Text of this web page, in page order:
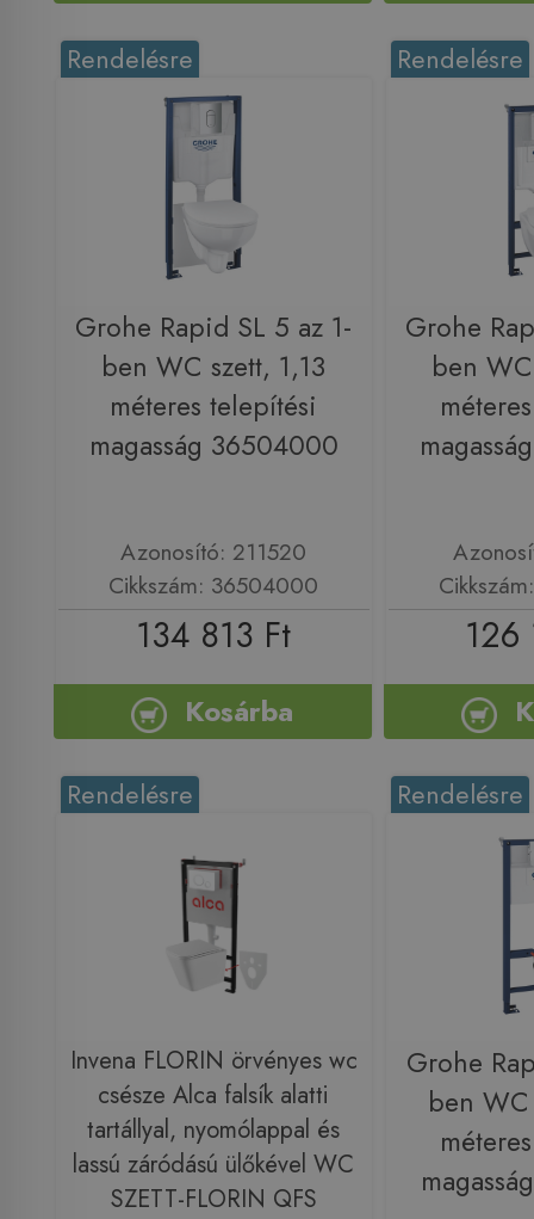
Rendelésre
Grohe Rapid SL 5 az 1-
ben WC szett, 1,13
méteres telepítési
magasság 36504000
Azonosító: 211520
Cikkszám: 36504000
134 813 Ft
Kosárba
Rendelésre
Grohe
ben
126
Rendelésre
Invena FLORIN örvényes wc
csésze Alca falsík alatti
tartállyal, nyomólappal és
lassú záródású ülőkével WC
SZETT-FLORIN QFS
Rendelésre
Grohe
ben